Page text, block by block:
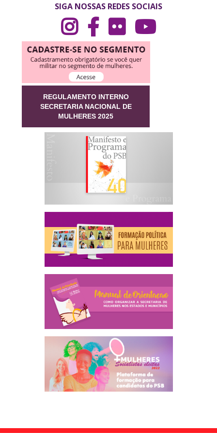
SIGA NOSSAS REDES SOCIAIS
REGULAMENTO INTERNO
SECRETARIA NACIONAL DE
MULHERES 2025